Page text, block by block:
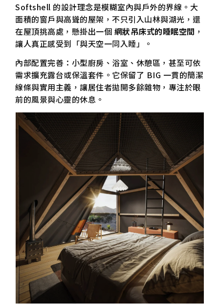
Softshell 的設計理念是模糊室內與戶外的界線。大
面積的窗戶與高聳的屋架，不只引入山林與湖光，還
在屋頂挑高處，懸掛出一個 網狀吊床式的睡眠空間 ，
讓人真正感受到「與天空一同入睡」。
內部配置完善：小型廚房、浴室、休憩區，甚至可依
需求擴充露台或保溫套件。它保留了 BIG 一貫的簡潔
線條與實用主義，讓居住者拋開多餘雜物，專注於眼
前的風景與心靈的休息。